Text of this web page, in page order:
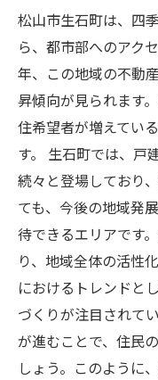
生石町、不動
由とは
地域の発展と
来
あなたの不動
情報をお届け
松山市生石町は、四
ら、都市部へのアク
年、この地域の不動
昇傾向が見られます
住希望者が増えてい
す。 生石町では、戸
続々と登場しており
ても、今後の地域発
待できるエリアです
り、地域全体の活性
におけるトレンドと
づくりが注目されて
が進むことで、住民
しょう。このように